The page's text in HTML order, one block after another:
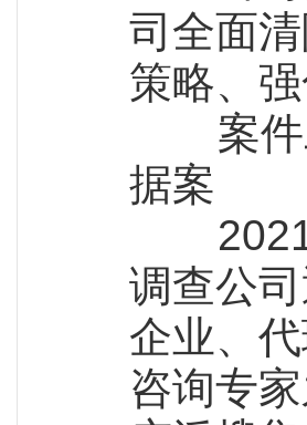
司全面
策略、
案件二
据案
2021
调查公
企业、
咨询专